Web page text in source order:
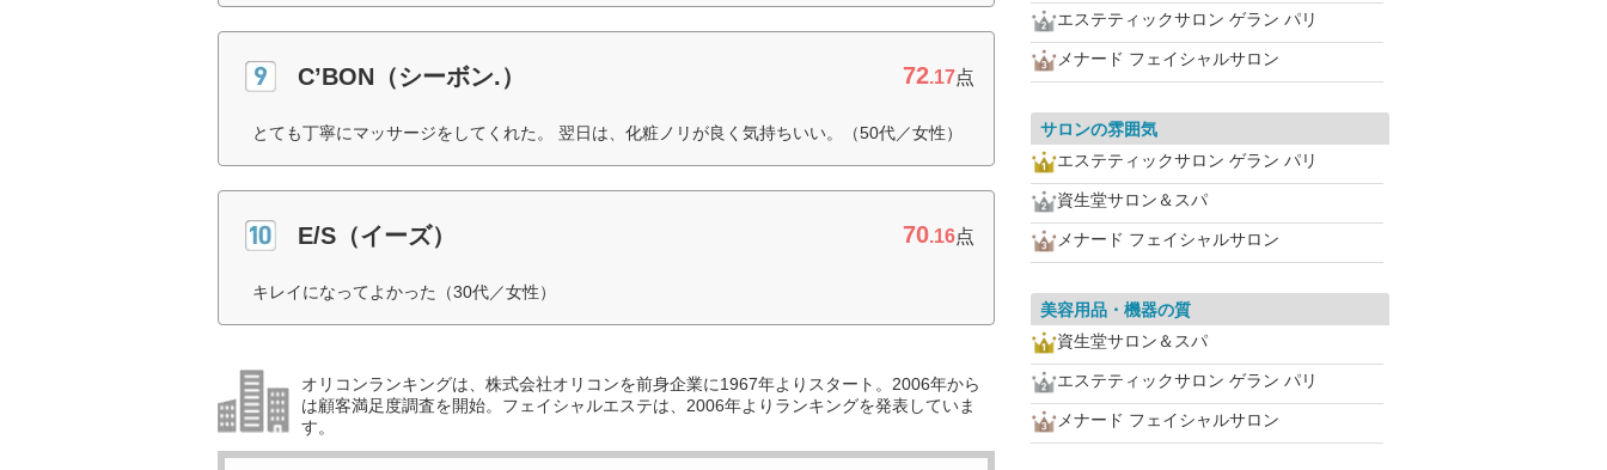
C’BON（シーボン.） 72.17点
とても丁寧にマッサージをしてくれた。 翌日は、化粧ノリが良く気持ちいい。（50代／女性）
E/S（イーズ） 70.16点
キレイになってよかった（30代／女性）
オリコンランキングは、株式会社オリコンを前身企業に1967年よりスタート。2006年から
は顧客満足度調査を開始。フェイシャルエステは、2006年よりランキングを発表していま
す。
エステティックサロン ゲラン パリ
メナード フェイシャルサロン
サロンの雰囲気
エステティックサロン ゲラン パリ
資生堂サロン＆スパ
メナード フェイシャルサロン
美容用品・機器の質
資生堂サロン＆スパ
エステティックサロン ゲラン パリ
メナード フェイシャルサロン